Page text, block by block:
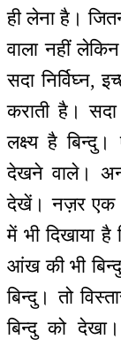
ही लेना है।
वाला नहीं
सदा निर्विघ्न,
कराती है।
लक्ष्य है
देखने वाले।
देखें। नज़र एक
में भी दिखाया
आंख की भी
बिन्दु। तो
बिन्दु को